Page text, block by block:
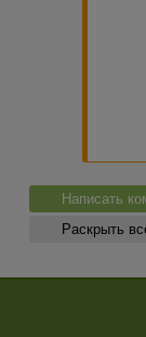
Написать
Раскрыть